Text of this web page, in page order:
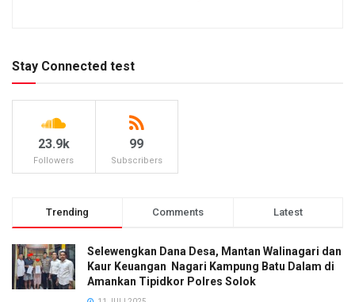
Stay Connected test
23.9k
Followers
99
Subscribers
Trending Comments Latest
Selewengkan Dana Desa, Mantan Walinagari dan
Kaur Keuangan Nagari Kampung Batu Dalam di
Amankan Tipidkor Polres Solok